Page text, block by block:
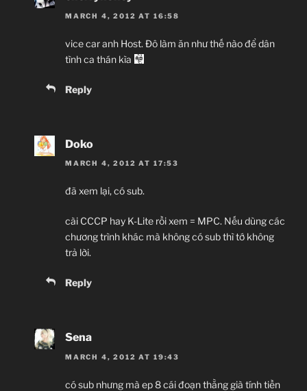
MARCH 4, 2012 AT 16:58
vice car anh Host. Đô làm ăn như thế nào để dân
tình ca thán kìa
Reply
Doko
MARCH 4, 2012 AT 17:53
đã xem lại, có sub.
cài CCCP hay K-Lite rồi xem = MPC. Nếu dùng các
chương trình khác mà không có sub thì tớ không
trả lời.
Reply
Sena
MARCH 4, 2012 AT 19:43
có sub nhưng mà ep 8 cái đoạn thằng già tính tiền